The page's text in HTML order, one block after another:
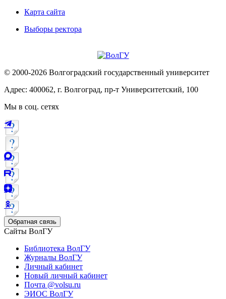
Карта сайта
Выборы ректора
© 2000-2026 Волгоградский государственный университет
Адрес: 400062, г. Волгоград, пр-т Университетский, 100
Мы в соц. сетях
Обратная связь
Сайты ВолГУ
Библиотека ВолГУ
Журналы ВолГУ
Личный кабинет
Новый личный кабинет
Почта @volsu.ru
ЭИОС ВолГУ